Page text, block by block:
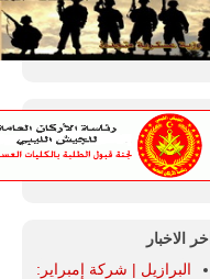
اخر الاخبار
البرازيل | شركة إمبراير: